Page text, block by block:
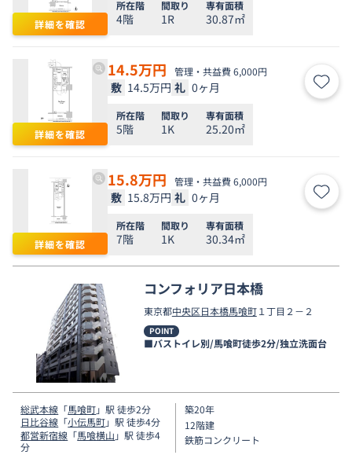
詳細を確認
所在階
4階
間取り
1R
専有面積
30.87㎡
詳細を確認
14.5万円 管理・共益費 6,000円
敷 14.5万円 礼 0ヶ月 お気
所在階
5階
間取り
1K
専有面積
25.20㎡
詳細を確認
15.8万円 管理・共益費 6,000円
敷 15.8万円 礼 0ヶ月 お気
所在階
7階
間取り
1K
専有面積
30.34㎡
コンフォリア日本橋
東京都中央区日本橋馬喰町１丁目２－２
POINT
■バストイレ別/馬喰町徒歩2分/独立洗面台
総武本線 「馬喰町」駅 徒歩2分
日比谷線 「小伝馬町」駅 徒歩4分
都営新宿線 「馬喰横山 」駅 徒歩4
分
築20年
12階建
鉄筋コンクリート